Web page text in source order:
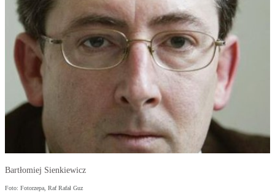
Bartłomiej Sienkiewicz
Foto: Fotorzepa, Raf Rafał Guz